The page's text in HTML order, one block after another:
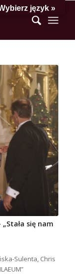
się nam
Sulenta, Chris
język »